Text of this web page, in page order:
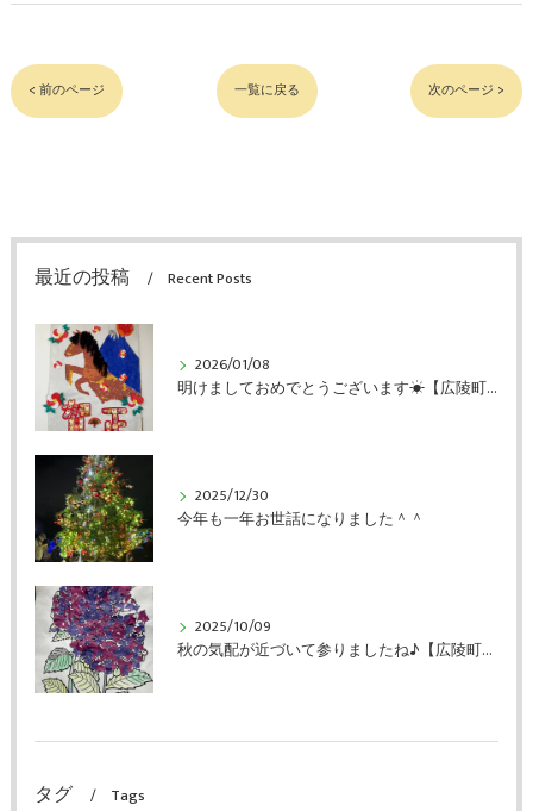
< 前のページ 一覧に戻る 次のページ >
最近の投稿 Recent Posts
2026/01/08
明けましておめでとうございます☀【広陵町のデイサービス・リハビリ処FreeStyle】
2025/12/30
今年も一年お世話になりました＾＾
2025/10/09
秋の気配が近づいて参りましたね♪【広陵町のデイサービス・リハビリ処FreeStyle】
タグ Tags